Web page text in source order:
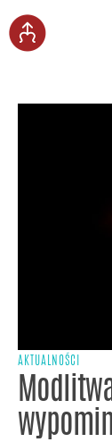
AKTUALNOŚCI